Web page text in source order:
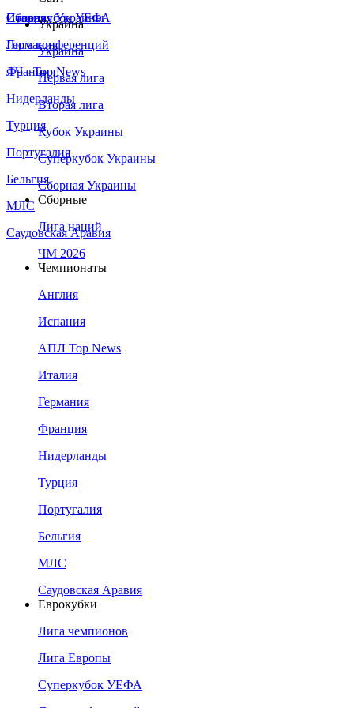
Сборная Украины
Италия
Германия
Франция
Нидерланды
Турция
Португалия
Бельгия
МЛС
Саудовская Аравия
Суперкубок УЕФА
Лига конференций
ЛЧ - Top News
Украина
Украина
Первая лига
Вторая лига
Кубок Украины
Суперкубок Украины
Сборная Украины
Сборные
Лига наций
ЧМ 2026
Чемпионаты
Англия
Испания
АПЛ Top News
Италия
Германия
Франция
Нидерланды
Турция
Португалия
Бельгия
МЛС
Саудовская Аравия
Еврокубки
Лига чемпионов
Лига Европы
Суперкубок УЕФА